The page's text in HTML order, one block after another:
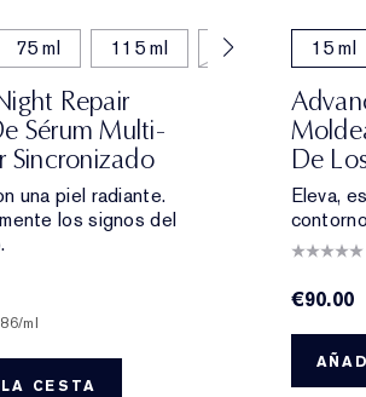
75 ml 115 ml 7 ml 15 ml
Repair
Sérum Multi-
Sincronizado
una piel radiante.
los signos del
/ml
CESTA
15 ml
De
Eleva,
€90.00